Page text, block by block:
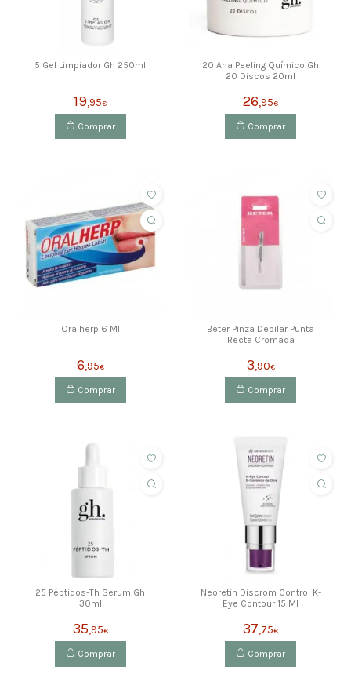
5 Gel Limpiador Gh 250ml
19,95€
Comprar
20 Aha Peeling Químico Gh
20 Discos 20ml
26,95€
Comprar
Oralherp 6 Ml
6,95€
Comprar
Beter Pinza Depilar Punta
Recta Cromada
3,90€
Comprar
25 Péptidos-Th Serum Gh
30ml
35,95€
Comprar
Neoretin Discrom Control K-
Eye Contour 15 Ml
37,75€
Comprar